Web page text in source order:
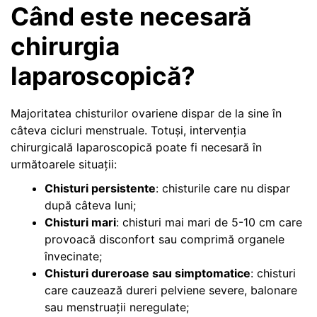
Când este necesară
chirurgia
laparoscopică?
Majoritatea chisturilor ovariene dispar de la sine în
câteva cicluri menstruale. Totuși, intervenția
chirurgicală laparoscopică poate fi necesară în
următoarele situații:
Chisturi persistente: chisturile care nu dispar
după câteva luni;
Chisturi mari: chisturi mai mari de 5-10 cm care
provoacă disconfort sau comprimă organele
învecinate;
Chisturi dureroase sau simptomatice: chisturi
care cauzează dureri pelviene severe, balonare
sau menstruații neregulate;